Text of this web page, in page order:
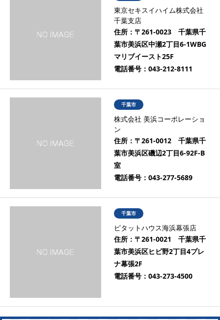
東京セキスイハイム株式会社
千葉支店
住所： 〒261-0023 千葉県千
葉市美浜区中瀬2丁目6-1WBG
マリブイースト25F
電話番号： 043-212-8111
千葉市
株式会社 美浜コーポレーショ
ン
住所： 〒261-0012 千葉県千
葉市美浜区磯辺2丁目6-92F-B
室
電話番号： 043-277-5689
千葉市
ピタットハウス海浜幕張店
住所： 〒261-0021 千葉県千
葉市美浜区ヒビ野2丁目4プレ
ナ幕張2F
電話番号： 043-273-4500